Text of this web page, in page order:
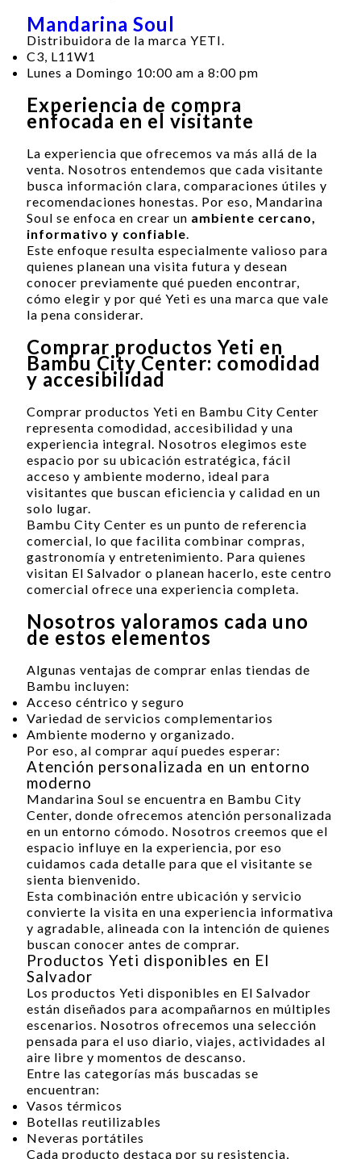
Mandarina Soul
Distribuidora de la marca YETI.
C3, L11W1
Lunes a Domingo 10:00 am a 8:00 pm
Experiencia de compra
enfocada en el visitante
La experiencia que ofrecemos va más allá de la
venta. Nosotros entendemos que cada visitante
busca información clara, comparaciones útiles y
recomendaciones honestas. Por eso, Mandarina
Soul se enfoca en crear un ambiente cercano,
informativo y confiable.
Este enfoque resulta especialmente valioso para
quienes planean una visita futura y desean
conocer previamente qué pueden encontrar,
cómo elegir y por qué Yeti es una marca que vale
la pena considerar.
Comprar productos Yeti en
Bambu City Center: comodidad
y accesibilidad
Comprar productos Yeti en Bambu City Center
representa comodidad, accesibilidad y una
experiencia integral. Nosotros elegimos este
espacio por su ubicación estratégica, fácil
acceso y ambiente moderno, ideal para
visitantes que buscan eficiencia y calidad en un
solo lugar.
Bambu City Center es un punto de referencia
comercial, lo que facilita combinar compras,
gastronomía y entretenimiento. Para quienes
visitan El Salvador o planean hacerlo, este centro
comercial ofrece una experiencia completa.
Nosotros valoramos cada uno
de estos elementos
Algunas ventajas de comprar enlas tiendas de
Bambu incluyen:
Acceso céntrico y seguro
Variedad de servicios complementarios
Ambiente moderno y organizado.
Por eso, al comprar aquí puedes esperar:
Atención personalizada en un entorno
moderno
Mandarina Soul se encuentra en Bambu City
Center, donde ofrecemos atención personalizada
en un entorno cómodo. Nosotros creemos que el
espacio influye en la experiencia, por eso
cuidamos cada detalle para que el visitante se
sienta bienvenido.
Esta combinación entre ubicación y servicio
convierte la visita en una experiencia informativa
y agradable, alineada con la intención de quienes
buscan conocer antes de comprar.
Productos Yeti disponibles en El
Salvador
Los productos Yeti disponibles en El Salvador
están diseñados para acompañarnos en múltiples
escenarios. Nosotros ofrecemos una selección
pensada para el uso diario, viajes, actividades al
aire libre y momentos de descanso.
Entre las categorías más buscadas se
encuentran:
Vasos térmicos
Botellas reutilizables
Neveras portátiles
Cada producto destaca por su resistencia,